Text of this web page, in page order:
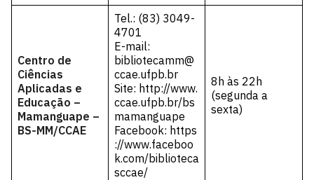
Centro de
Ciências
Aplicadas e
Educação –
Mamanguape –
BS-MM/CCAE
Tel.: (83) 3049-
4701
E-mail:
bibliotecamm@
ccae.ufpb.br
Site: http://www.
ccae.ufpb.br/bs
mamanguape
Facebook: https
://www.faceboo
k.com/biblioteca
sccae/
8h às 22h
(segunda a
sexta)